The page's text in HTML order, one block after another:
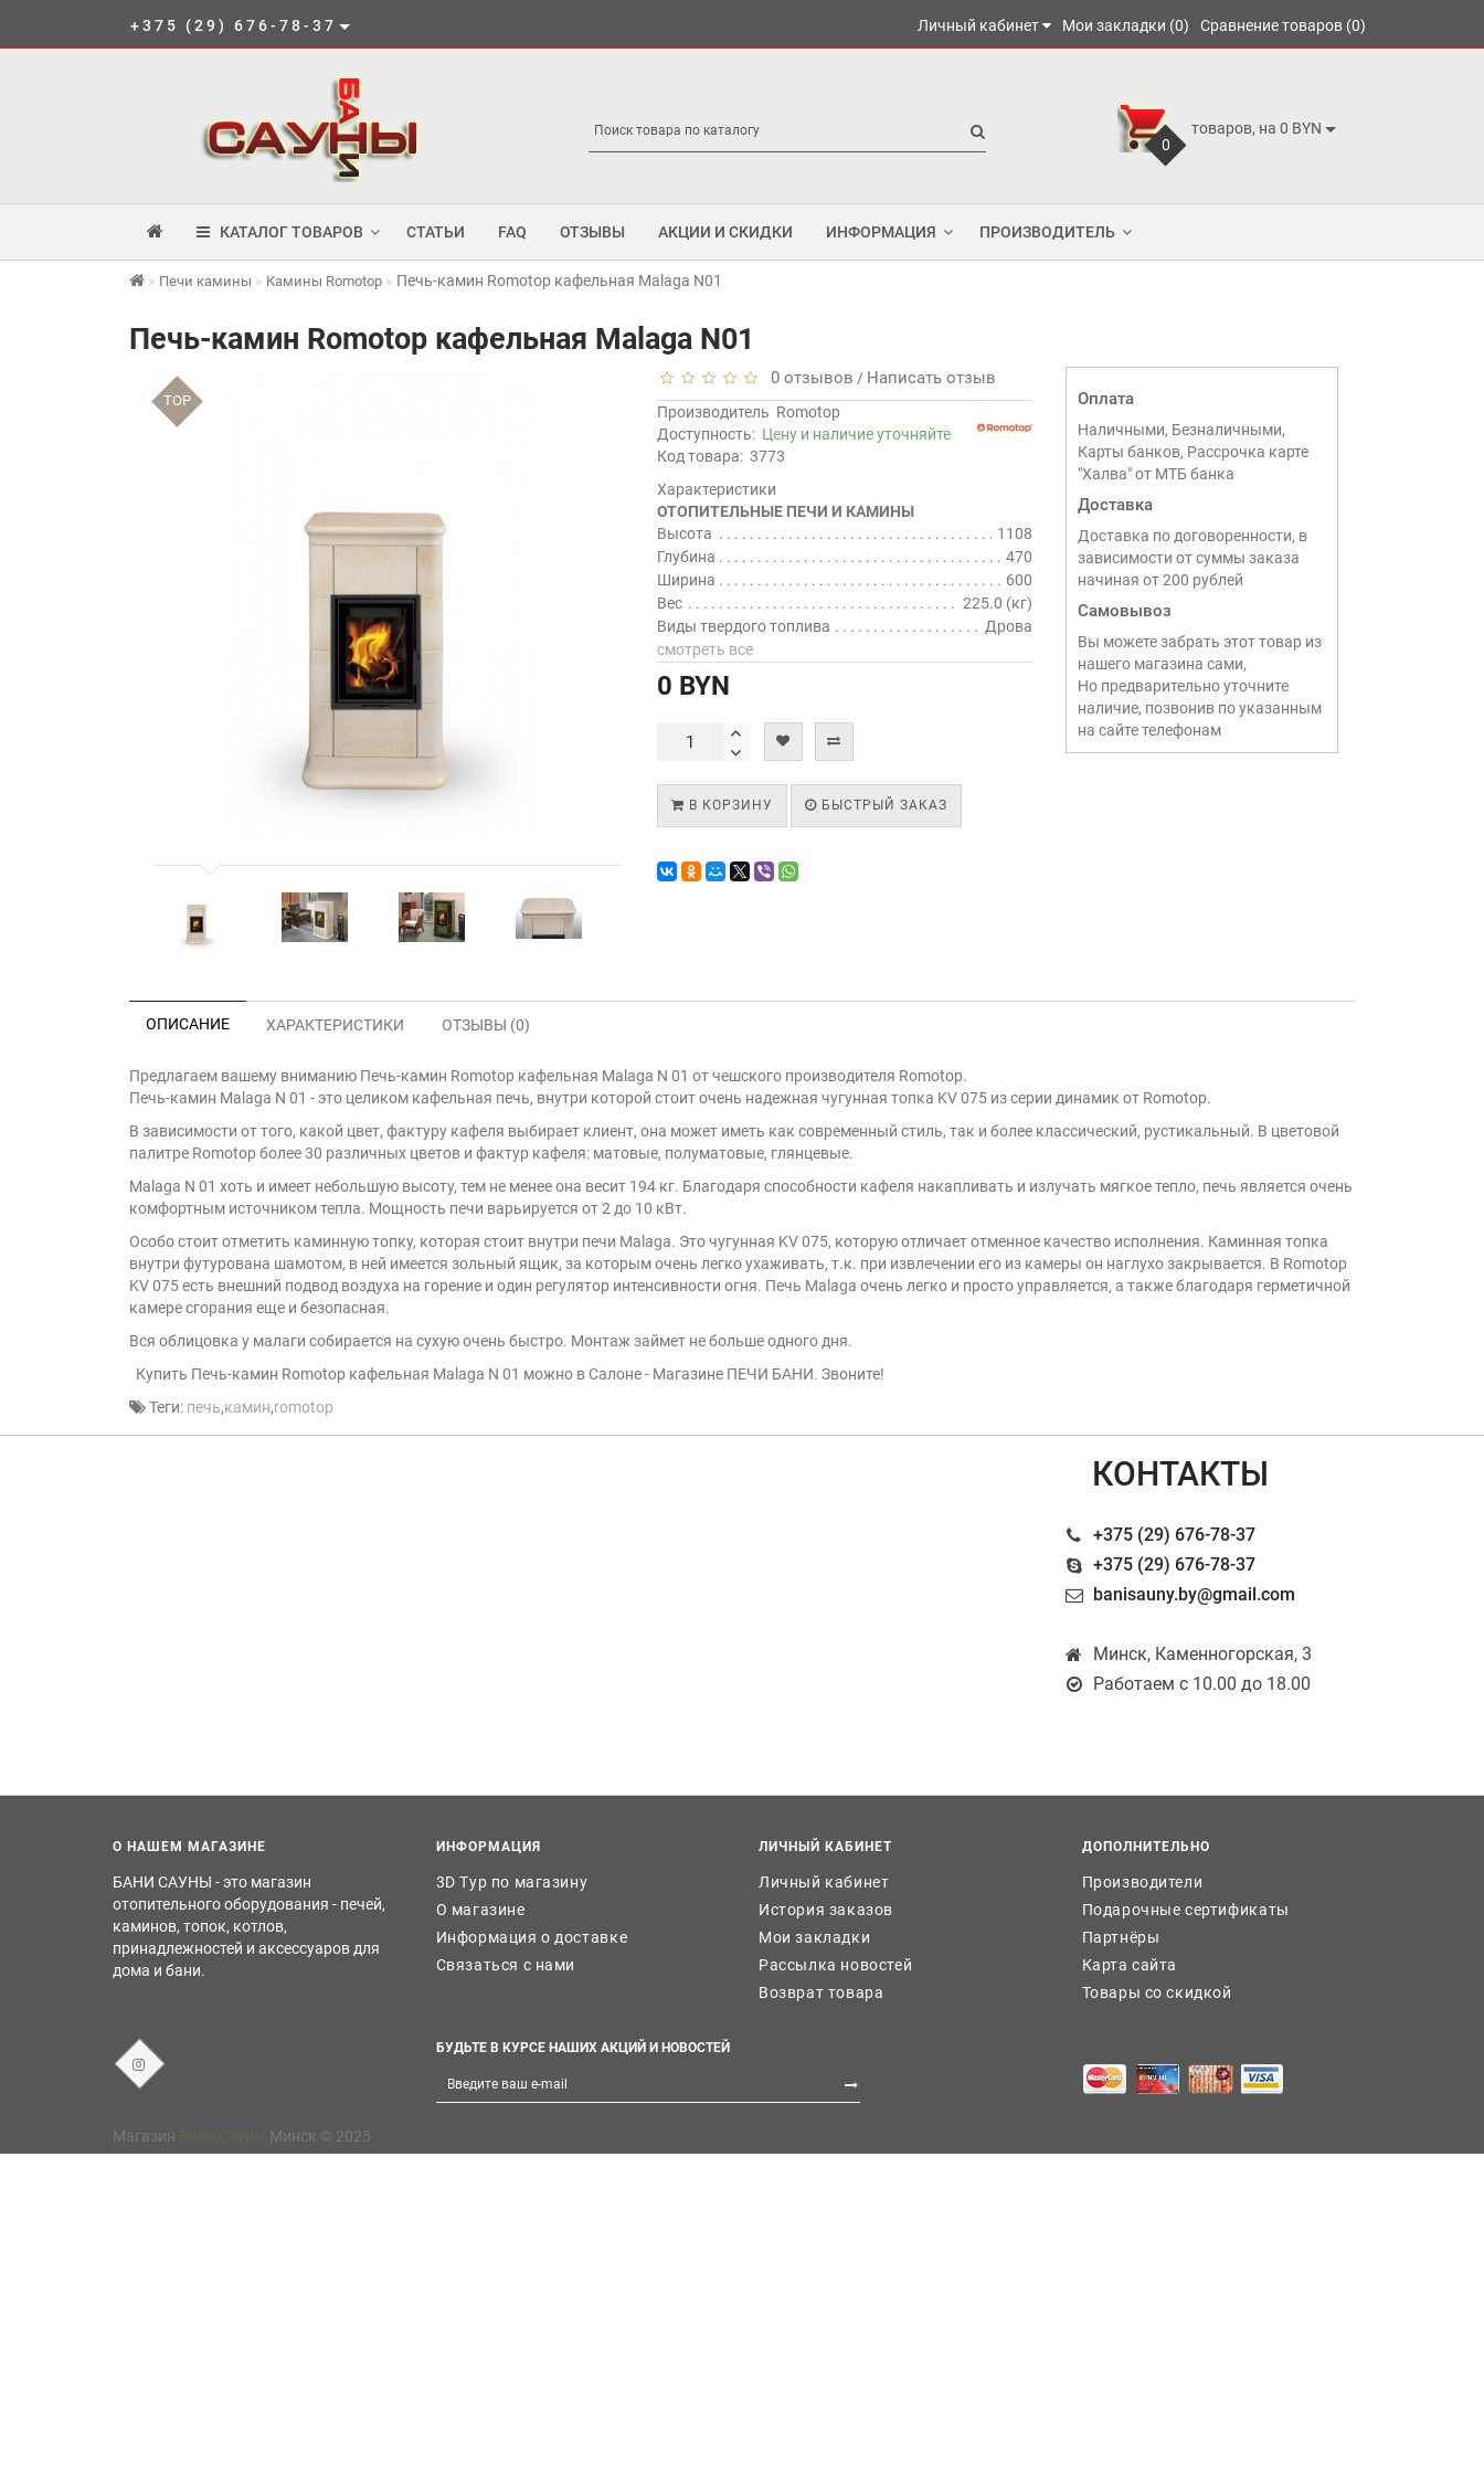
+375 (29) 676-78-37 Личный кабинет Мои закладки (0) Сравнение товаров (0)
0
товаров, на 0 BYN
КАТАЛОГ ТОВАРОВ СТАТЬИ FAQ ОТЗЫВЫ АКЦИИ И СКИДКИ ИНФОРМАЦИЯ ПРОИЗВОДИТЕЛЬ
Печи камины Камины Romotop Печь-камин Romotop кафельная Malaga N01
Печь-камин Romotop кафельная Malaga N01
TOP
0 отзывов / Написать отзыв
Производитель Romotop
Доступность: Цену и наличие уточняйте
Код товара: 3773
Характеристики
ОТОПИТЕЛЬНЫЕ ПЕЧИ И КАМИНЫ
Высота
1108
Глубина
470
Ширина
600
Вес
225.0 (кг)
Виды твердого топлива
Дрова
смотреть все
0 BYN
В КОРЗИНУ БЫСТРЫЙ ЗАКАЗ
Оплата
Наличными, Безналичными,
Карты банков, Рассрочка карте
"Халва" от МТБ банка
Доставка
Доставка по договоренности, в
зависимости от суммы заказа
начиная от 200 рублей
Самовывоз
Вы можете забрать этот товар из
нашего магазина сами,
Но предварительно уточните
наличие, позвонив по указанным
на сайте телефонам
ОПИСАНИЕ ХАРАКТЕРИСТИКИ ОТЗЫВЫ (0)
Предлагаем вашему вниманию Печь-камин Romotop кафельная Malaga N 01 от чешского производителя Romotop.
Печь-камин Malaga N 01 - это целиком кафельная печь, внутри которой стоит очень надежная чугунная топка KV 075 из серии динамик от Romotop.
В зависимости от того, какой цвет, фактуру кафеля выбирает клиент, она может иметь как современный стиль, так и более классический, рустикальный. В цветовой
палитре Romotop более 30 различных цветов и фактур кафеля: матовые, полуматовые, глянцевые.
Malaga N 01 хоть и имеет небольшую высоту, тем не менее она весит 194 кг. Благодаря способности кафеля накапливать и излучать мягкое тепло, печь является очень
комфортным источником тепла. Мощность печи варьируется от 2 до 10 кВт.
Особо стоит отметить каминную топку, которая стоит внутри печи Malaga. Это чугунная KV 075, которую отличает отменное качество исполнения. Каминная топка
внутри футурована шамотом, в ней имеется зольный ящик, за которым очень легко ухаживать, т.к. при извлечении его из камеры он наглухо закрывается. В Romotop
KV 075 есть внешний подвод воздуха на горение и один регулятор интенсивности огня. Печь Malaga очень легко и просто управляется, а также благодаря герметичной
камере сгорания еще и безопасная.
Вся облицовка у малаги собирается на сухую очень быстро. Монтаж займет не больше одного дня.
Купить Печь-камин Romotop кафельная Malaga N 01 можно в Салоне - Магазине ПЕЧИ БАНИ. Звоните!
Теги: печь,камин,romotop
КОНТАКТЫ
+375 (29) 676-78-37
+375 (29) 676-78-37
banisauny.by@gmail.com
Минск, Каменногорская, 3
Работаем с 10.00 до 18.00
О НАШЕМ МАГАЗИНЕ
БАНИ САУНЫ - это магазин
отопительного оборудования - печей,
каминов, топок, котлов,
принадлежностей и аксессуаров для
дома и бани.
ИНФОРМАЦИЯ
3D Тур по магазину
О магазине
Информация о доставке
Связаться с нами
ЛИЧНЫЙ КАБИНЕТ
Личный кабинет
История заказов
Мои закладки
Рассылка новостей
Возврат товара
ДОПОЛНИТЕЛЬНО
Производители
Подарочные сертификаты
Партнёры
Карта сайта
Товары со скидкой
БУДЬТЕ В КУРСЕ НАШИХ АКЦИЙ И НОВОСТЕЙ
Магазин Минск © 2025